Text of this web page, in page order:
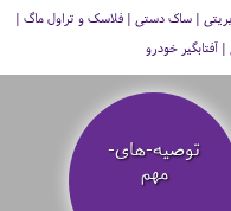
| ساک دستی | فلاسک و تراول ماگ |
آفتابگیر خودرو
توصیه‌-های-
مهم